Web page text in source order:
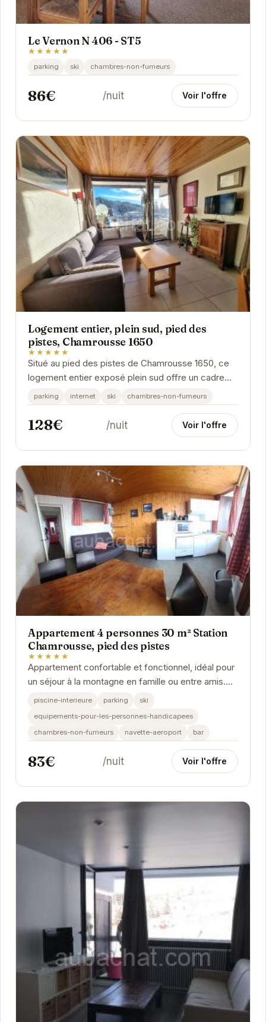
Le Vernon N 406 - ST5
★★★★★
parking ski chambres-non-fumeurs
86€ /nuit Voir l'offre
Logement entier, plein sud, pied des
pistes, Chamrousse 1650
★★★★★
Situé au pied des pistes de Chamrousse 1650, ce
logement entier exposé plein sud offre un cadre
idéal pour des vacances au ski réussies.
parking internet ski chambres-non-fumeurs
128€ /nuit Voir l'offre
Appartement 4 personnes 30 m² Station
Chamrousse, pied des pistes
★★★★★
Appartement confortable et fonctionnel, idéal pour
un séjour à la montagne en famille ou entre amis.
Profitez de la proximité des pistes et des...
piscine-interieure parking
ski
equipements-pour-les-personnes-handicapees
chambres-non-fumeurs
navette-aeroport bar
83€ /nuit Voir l'offre